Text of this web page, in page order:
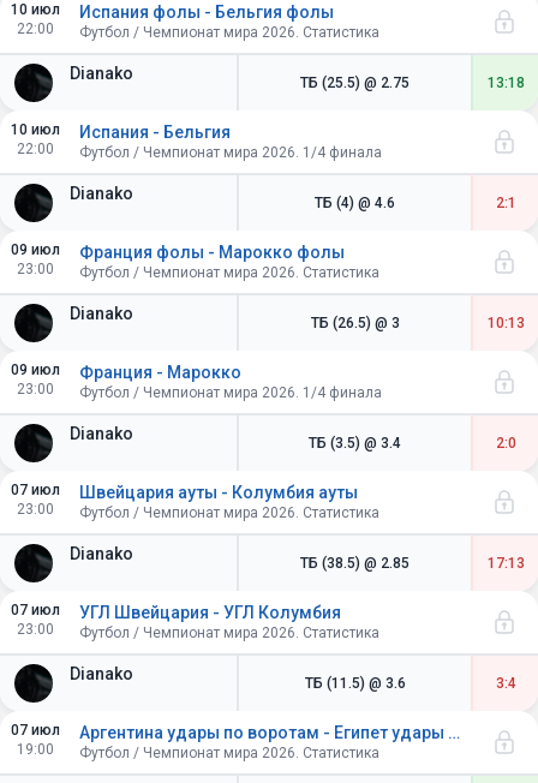
10 июл
22:00
Dianako
Испания фолы - Бельгия фолы
Футбол / Чемпионат мира 2026. Статистика
ТБ (25.5) @ 2.75 13:18
10 июл
22:00
Dianako
Испания - Бельгия
Футбол / Чемпионат мира 2026. 1/4 финала
ТБ (4) @ 4.6 2:1
09 июл
23:00
Dianako
Франция фолы - Марокко фолы
Футбол / Чемпионат мира 2026. Статистика
ТБ (26.5) @ 3 10:13
09 июл
23:00
Dianako
Франция - Марокко
Футбол / Чемпионат мира 2026. 1/4 финала
ТБ (3.5) @ 3.4 2:0
07 июл
23:00
Dianako
Швейцария ауты - Колумбия ауты
Футбол / Чемпионат мира 2026. Статистика
ТБ (38.5) @ 2.85 17:13
07 июл
23:00
Dianako
УГЛ Швейцария - УГЛ Колумбия
Футбол / Чемпионат мира 2026. Статистика
ТБ (11.5) @ 3.6 3:4
07 июл
19:00
Аргентина удары по воротам - Египет удары по воротам
Футбол / Чемпионат мира 2026. Статистика